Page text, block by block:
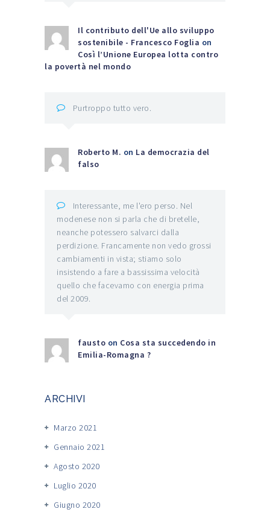
Il contributo dell'Ue allo sviluppo
sostenibile - Francesco Foglia on
Così l’Unione Europea lotta contro
la povertà nel mondo
Purtroppo tutto vero.
Roberto M. on La democrazia del
falso
Interessante, me l'ero perso. Nel
modenese non si parla che di bretelle,
neanche potessero salvarci dalla
perdizione. Francamente non vedo grossi
cambiamenti in vista; stiamo solo
insistendo a fare a bassissima velocità
quello che facevamo con energia prima
del 2009.
fausto on Cosa sta succedendo in
Emilia-Romagna ?
ARCHIVI
Marzo 2021
Gennaio 2021
Agosto 2020
Luglio 2020
Giugno 2020